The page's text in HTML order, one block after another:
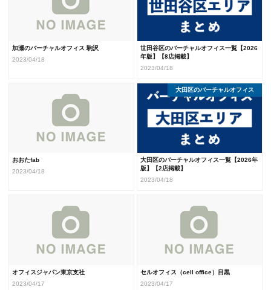
加瀬のバーチャルオフィス 駒沢
2023/04/18
世田谷区のバーチャルオフィス一覧【2026
年版】【8店掲載】
2023/04/18
おおたfab
2023/04/18
大田区のバーチャルオフィス一覧【2026年
版】【2店掲載】
2023/04/18
東京のバーチャルオフィス
バーチャルオフィスまとめ
大田区のバーチャルオフィス
オフィスジャパン東京支社
2023/04/17
セルオフィス（cell office）目黒
2023/04/17